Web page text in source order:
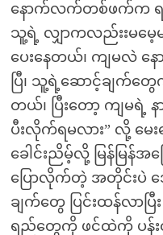
နောက်လက်တစ်ဖက်က ရင်
သူ့ရဲ့ လျှာကလည်းးမမေ့
ပေးနေတယ်၊ ကျမလဲ နေ
ပြီ၊ သူ့ရဲ့ဆောင့်ချက်တွ
တယ်၊ ပြီးတော့ ကျမရဲ့ န
ပီးလိုက်ရမလား” လို့ မေ
ခေါင်းညိမ့်လို့ မြန်မြ
ပြောလိုက်တဲ့ အတိုင်းပဲ
ချက်တွေ ပြင်းထန်လာ
ရည်တွေကို ဖင်ထဲကို ပန်